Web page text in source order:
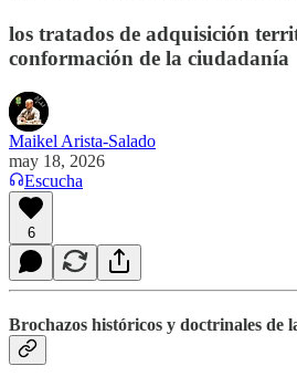
los tratados de adquisición
conformación de la ciudadanía
Maikel Arista-Salado
may 18, 2026
Escucha
6
Brochazos históricos y doctrinales de